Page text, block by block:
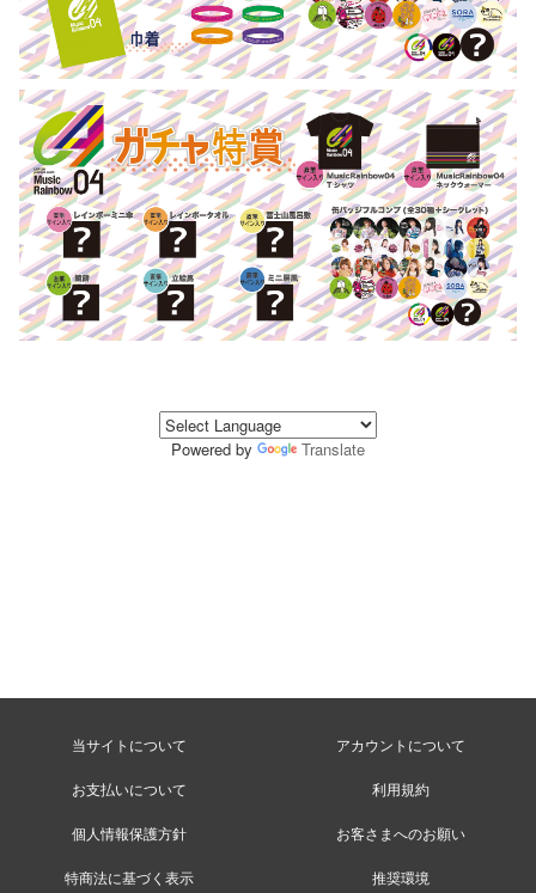
Powered by Translate
当サイトについて アカウントについて
お支払いについて 利用規約
個人情報保護方針 お客さまへのお願い
特商法に基づく表示 推奨環境